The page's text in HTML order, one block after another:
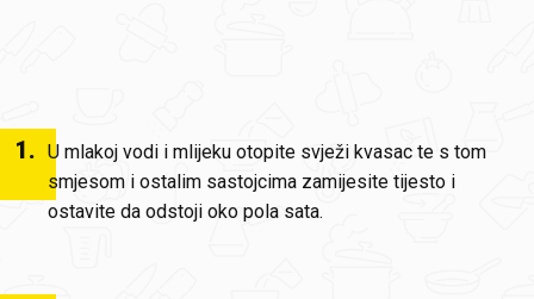
1. U mlakoj vodi i mlijeku otopite svježi kvasac te s tom
smjesom i ostalim sastojcima zamijesite tijesto i
ostavite da odstoji oko pola sata.